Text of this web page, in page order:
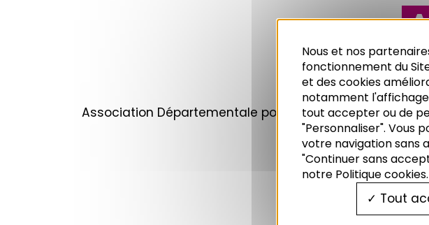
Association Départementale pour l’Aménagement des
Nous et nos
fonctionnement du
et des cookies
notamment l'affichage
tout accepter ou de
"Personnaliser". Vous
votre navigation sans
"Continuer sans
notre Politique cookies.
Tout